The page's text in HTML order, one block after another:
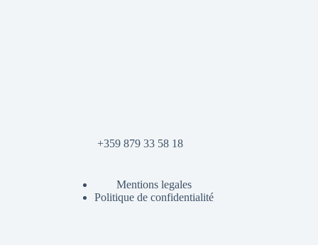
+359 879 33 58 18
Mentions legales
Politique de confidentialité